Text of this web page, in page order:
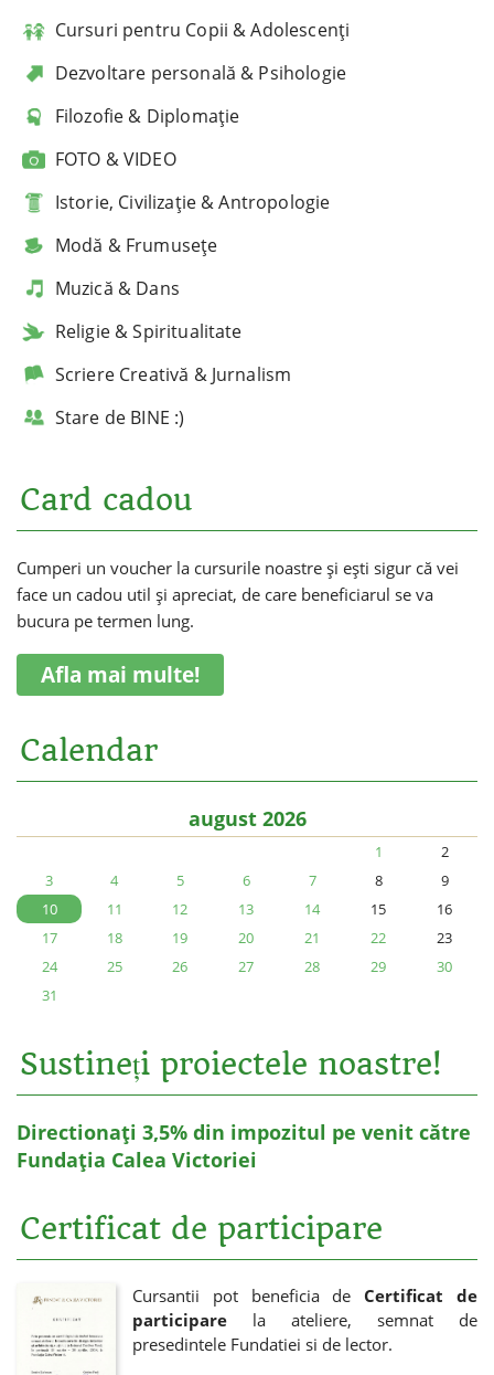
Cursuri pentru Copii & Adolescenți
Dezvoltare personală & Psihologie
Filozofie & Diplomație
FOTO & VIDEO
Istorie, Civilizație & Antropologie
Modă & Frumusețe
Muzică & Dans
Religie & Spiritualitate
Scriere Creativă & Jurnalism
Stare de BINE :)
Card cadou
Cumperi un voucher la cursurile noastre și ești sigur că vei
face un cadou util și apreciat, de care beneficiarul se va
bucura pe termen lung.
Afla mai multe!
Calendar
august 2026
1
2
3
4 5 6 7 8
9
10
11 12 13 14 15
16
17
18 19 20 21 22
23
24
25 26 27 28 29
30
31
Sustineți proiectele noastre!
Directionați 3,5% din impozitul pe venit către
Fundația Calea Victoriei
Certificat de participare
Cursantii pot beneficia de Certificat de
participare la ateliere, semnat de
presedintele Fundatiei si de lector.